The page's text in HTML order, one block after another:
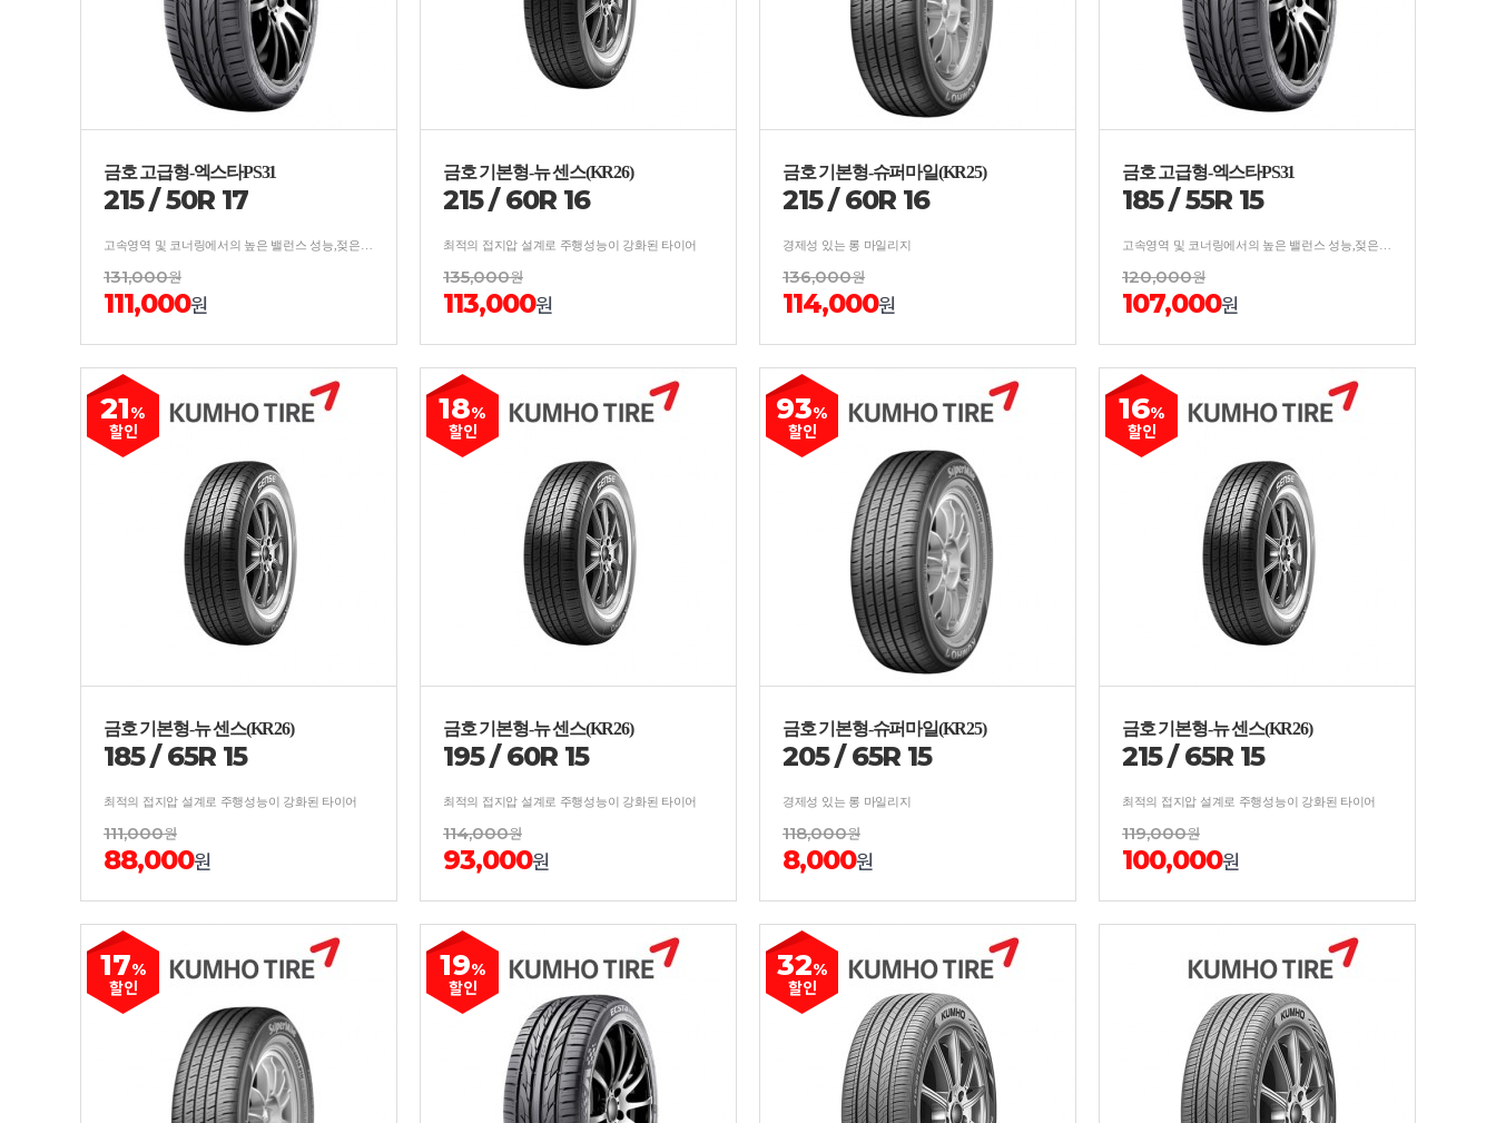
금호 고급형-엑스타PS31
215/50R 17
131,000원
111,000원
금호 기본형-뉴 센스(KR26)
215/60R 16
최적의 접지압 설계로 주행성능이 강화된 타이어
135,000원
113,000원
금호 기본형-슈퍼마일(KR25)
215/60R 16
경제성 있는 롱 마일리지
136,000원
114,000원
금호 고급형-엑스타PS31
185/55R 15
120,000원
107,000원
21%
할인
금호 기본형-뉴 센스(KR26)
185/65R 15
최적의 접지압 설계로 주행성능이 강화된 타이어
111,000원
88,000원
18%
할인
금호 기본형-뉴 센스(KR26)
195/60R 15
최적의 접지압 설계로 주행성능이 강화된 타이어
114,000원
93,000원
93%
할인
금호 기본형-슈퍼마일(KR25)
205/65R 15
경제성 있는 롱 마일리지
118,000원
8,000원
16%
할인
금호 기본형-뉴 센스(KR26)
215/65R 15
최적의 접지압 설계로 주행성능이 강화된 타이어
119,000원
100,000원
17%
할인
19%
할인
32%
할인